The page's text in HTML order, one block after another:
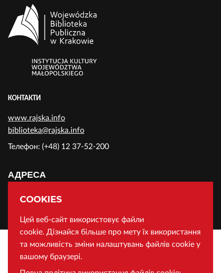
COOKIES
Цей веб-сайт використовує файли
cookie. Дізнайся більше про мету їх використання
та можливість зміни налаштувань файлів cookie у
вашому браузері.
КОНТАКТИ
www.rajska.info
biblioteka@rajska.info
Телефон: (+48) 12 37-52-200
АДРЕСА
Воєводська Публічна Бібліотека у Кракові